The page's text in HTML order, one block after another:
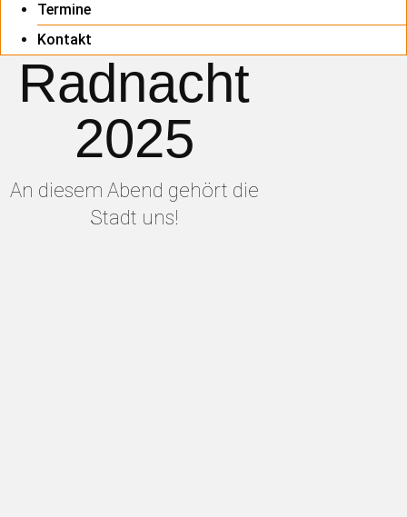
Termine
Kontakt
Radnacht
2025
An diesem Abend gehört die
Stadt uns!